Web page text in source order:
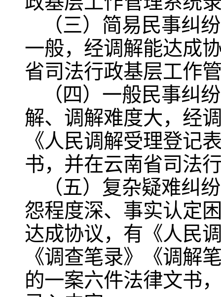
（三）简易民事纠
一般，经调解能达成
省司法行政基层工作
（四）一般民事纠
解、调解难度大，经
《人民调解受理登记
书，并在云南省司法
（五）复杂疑难纠
怨程度深、事实认定
达成协议，有《人民
《调查笔录》《调解
的一案六件法律文书